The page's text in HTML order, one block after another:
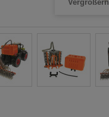
Vergrößern